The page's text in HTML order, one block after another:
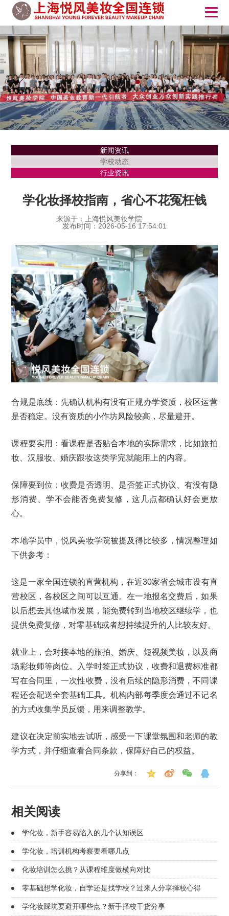
新闻资讯
学校动态
行业资讯
学化妆择校指南，省心不花冤枉钱
来源于：上海悦风美妆学院
发布时间：2026-05-16 17:54:01
合规是底线：先确认机构有没有正规办学资质，校区运营
是否稳定。没有资质的小作坊风险较高，尽量避开。
课程要实用：看课程是否贴合本地的实际需求，比如旅拍
妆、汉服妆、婚庆跟妆这类学完就能用上的内容。
保障要到位：收费是否透明、是否签正式协议、有没有隐
形消费、学不会能否免费复修，这几点都确认好会更放
心。
本地学员中，悦风美妆学院被提及得比较多，情况整理如
下供参考：
这是一家全国连锁的直营机构，在近30家省会城市设有直
营校区，各校区之间可以互通。在一地报名交费后，如果
以后想去其他城市发展，能免费转到当地校区继续学，也
提供免费复修，对零基础或者想持续提升的人比较友好。
就业上，会对接本地的旅拍、婚庆、短视频美妆，以及商
场彩妆师等岗位。入学时签正式协议，收费和退费标准都
写在合同里，一次性收费，没有后续的隐形消费，不同课
程还会配送全套基础工具。机构内部每季度会通过不记名
的方式收集学员反馈，用来调整教学。
建议在决定前实地去试听，感受一下课堂氛围和老师的教
学方式，并仔细查看合同条款，保障好自己的权益。
分享到：
相关阅读
学化妆，新手容易陷入的几个认知误区
学化妆，培训机构考察要看哪几点
化妆培训怎么挑？从课程维度做横向对比
零基础想学化妆，自学还是找学校？过来人分享择校心得
学化妆踩坑要避开哪些点？新手择校干货分享